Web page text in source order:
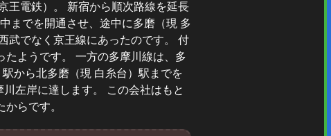
王電鉄）。 新宿から順次路線を延長
までを開通させ、途中に多磨（現 多
武でなく京王線にあったのです。 付
ようです。 一方の多摩川線は、多
から北多磨（現 白糸台）駅までを
左岸に達します。 この会社はもと
らです。